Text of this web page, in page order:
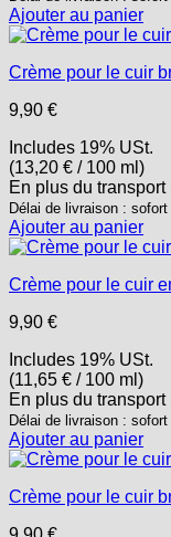
Ajouter au panier
Crème pour le cuir
9,90 €
Includes 19% USt.
(13,20 € / 100 ml)
En plus du transport
Délai de livraison : sofort
Ajouter au panier
Crème pour le cuir
9,90 €
Includes 19% USt.
(11,65 € / 100 ml)
En plus du transport
Délai de livraison : sofort
Ajouter au panier
Crème pour le cuir